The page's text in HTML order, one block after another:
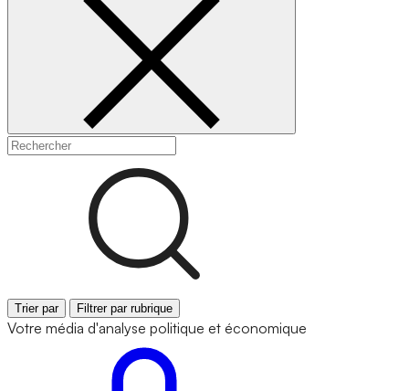
Trier par Filtrer par rubrique
Votre média d'analyse politique et économique